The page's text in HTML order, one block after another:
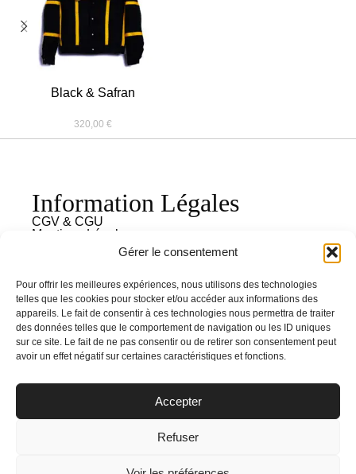
Gérer le consentement
Pour offrir les meilleures expériences, nous utilisons des technologies
telles que les cookies pour stocker et/ou accéder aux informations des
appareils. Le fait de consentir à ces technologies nous permettra de traiter
des données telles que le comportement de navigation ou les ID uniques
sur ce site. Le fait de ne pas consentir ou de retirer son consentement peut
avoir un effet négatif sur certaines caractéristiques et fonctions.
Accepter
Refuser
Black & Safran
320,00 €
FAQ
Contactez-nous
Livraison & retours
Information Légales
CGV & CGU
Mentions Légales
Politique de confidentialités